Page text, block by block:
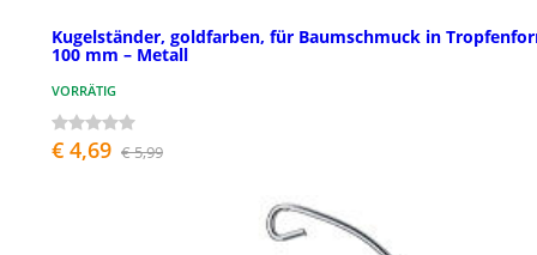
Kugelständer, goldfarben, für Baumschmuck in
100 mm – Metall
VORRÄTIG
€ 4,69 € 5,99